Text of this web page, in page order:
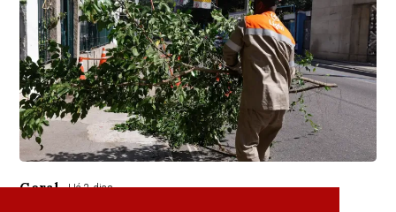
Geral Há 2 dias